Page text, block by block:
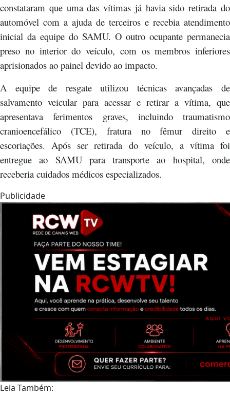
constataram que uma das vítimas já havia sido retirada do
automóvel com a ajuda de terceiros e recebia atendimento
inicial da equipe do SAMU. O outro ocupante permanecia
preso no interior do veículo, com os membros inferiores
aprisionados ao painel devido ao impacto.
A equipe de resgate utilizou técnicas avançadas de
salvamento veicular para acessar e retirar a vítima, que
apresentava ferimentos graves, incluindo traumatismo
cranioencefálico (TCE), fratura no fêmur direito e
escoriações. Após ser retirada do veículo, a vítima foi
entregue ao SAMU para transporte ao hospital, onde
receberia cuidados médicos especializados.
Publicidade
Leia Também: